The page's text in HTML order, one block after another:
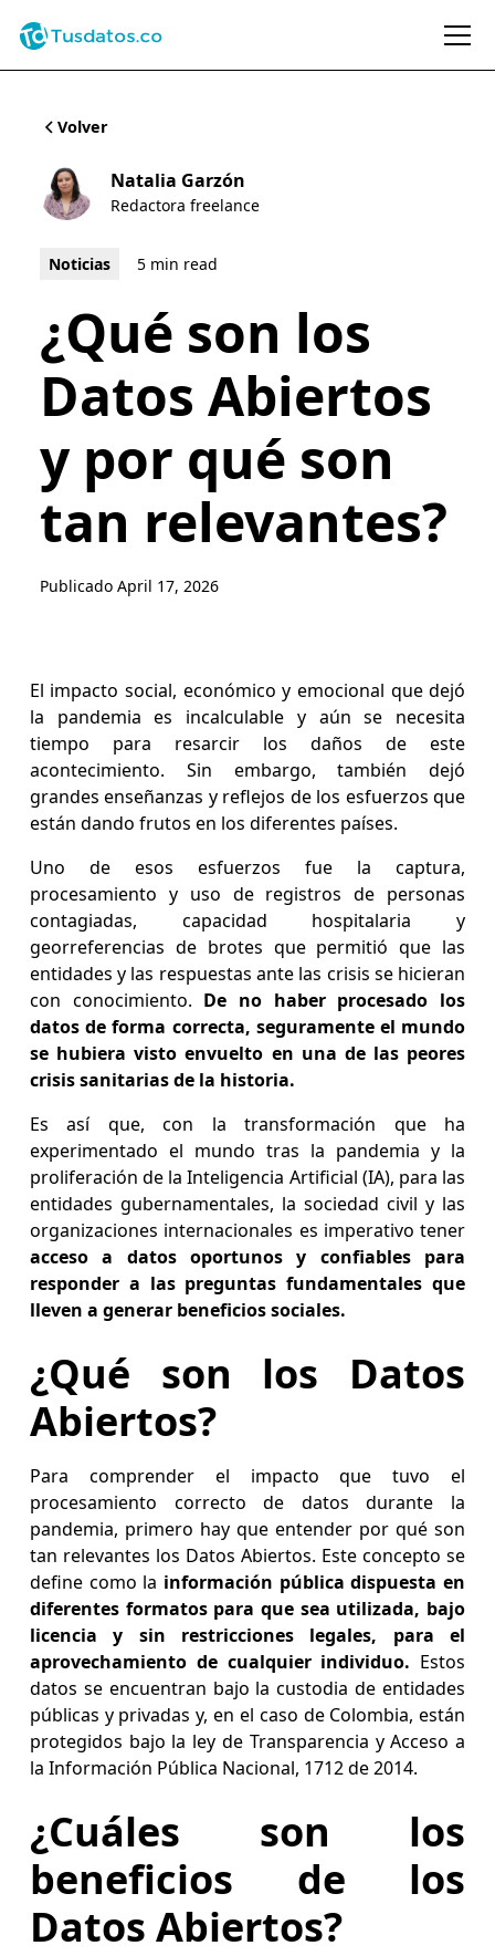
Volver
Natalia Garzón
Redactora freelance
Noticias 5 min read
¿Qué son los
Datos Abiertos
y por qué son
tan relevantes?
Publicado April 17, 2026
El impacto social, económico y emocional que dejó
la pandemia es incalculable y aún se necesita
tiempo para resarcir los daños de este
acontecimiento. Sin embargo, también dejó
grandes enseñanzas y reflejos de los esfuerzos que
están dando frutos en los diferentes países.
Uno de esos esfuerzos fue la captura,
procesamiento y uso de registros de personas
contagiadas, capacidad hospitalaria y
georreferencias de brotes que permitió que las
entidades y las respuestas ante las crisis se hicieran
con conocimiento. De no haber procesado los
datos de forma correcta, seguramente el mundo
se hubiera visto envuelto en una de las peores
crisis sanitarias de la historia.
Es así que, con la transformación que ha
experimentado el mundo tras la pandemia y la
proliferación de la Inteligencia Artificial (IA), para las
entidades gubernamentales, la sociedad civil y las
organizaciones internacionales es imperativo tener
acceso a datos oportunos y confiables para
responder a las preguntas fundamentales que
lleven a generar beneficios sociales.
¿Qué son los Datos
Abiertos?
Para comprender el impacto que tuvo el
procesamiento correcto de datos durante la
pandemia, primero hay que entender por qué son
tan relevantes los Datos Abiertos. Este concepto se
define como la información pública dispuesta en
diferentes formatos para que sea utilizada, bajo
licencia y sin restricciones legales, para el
aprovechamiento de cualquier individuo. Estos
datos se encuentran bajo la custodia de entidades
públicas y privadas y, en el caso de Colombia, están
protegidos bajo la ley de Transparencia y Acceso a
la Información Pública Nacional, 1712 de 2014.
¿Cuáles son los
beneficios de los
Datos Abiertos?